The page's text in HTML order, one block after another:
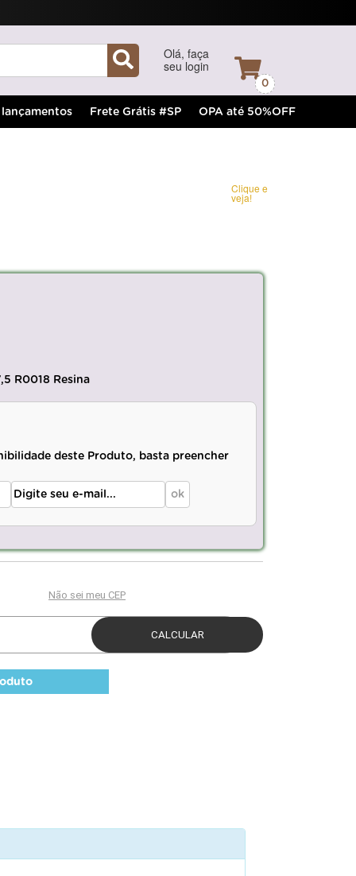
Olá, faça
seu login
0
lançamentos Frete Grátis #SP OPA até 50%OFF
Clique e
veja!
R0018 Resina
deste Produto, basta preencher